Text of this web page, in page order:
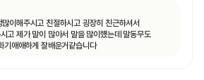
이해주시고 친절하시고 굉장히 친근하셔서
고 제가 말이 많아서 말을 많이헀는데 말동무도
기애애하게 잘배운거같습니다